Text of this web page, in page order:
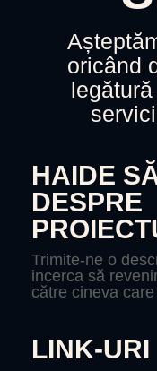
oricând
HAIDE
DESPRE
Trimite-ne o
incerca să
către cineva
LINK-URI